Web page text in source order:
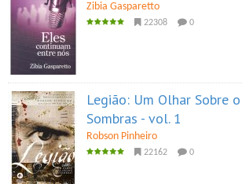
Zibia Gasparetto
22308 0
Legião: Um Olhar Sobre
Sombras - vol. 1
Robson Pinheiro
22162 0